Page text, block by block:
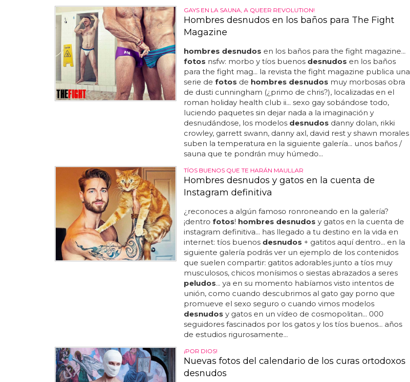
GAYS EN LA SAUNA, A QUEER REVOLUTION!
Hombres desnudos en los baños para The Fight
Magazine
hombres desnudos en los baños para the fight magazine...
fotos nsfw: morbo y tíos buenos desnudos en los baños
para the fight mag... la revista the fight magazine publica una
serie de fotos de hombres desnudos muy morbosas obra
de dusti cunningham (¿primo de chris?), localizadas en el
roman holiday health club ii... sexo gay sobándose todo,
luciendo paquetes sin dejar nada a la imaginación y
desnudándose, los modelos desnudos danny dolan, rikki
crowley, garrett swann, danny axl, david rest y shawn morales
suben la temperatura en la siguiente galería... unos baños /
sauna que te pondrán muy húmedo...
TÍOS BUENOS QUE TE HARÁN MAULLAR
Hombres desnudos y gatos en la cuenta de
Instagram definitiva
¿reconoces a algún famoso ronroneando en la galería?
¡dentro fotos! hombres desnudos y gatos en la cuenta de
instagram definitiva... has llegado a tu destino en la vida en
internet: tíos buenos desnudos + gatitos aquí dentro... en la
siguiente galería podrás ver un ejemplo de los contenidos
que suelen compartir: gatitos adorables junto a tíos muy
musculosos, chicos monísimos o siestas abrazados a seres
peludos... ya en su momento habíamos visto intentos de
unión, como cuando descubrimos al gato gay porno que
promueve el sexo seguro o cuando vimos modelos
desnudos y gatos en un vídeo de cosmopolitan... 000
seguidores fascinados por los gatos y los tíos buenos... años
de estudios rigurosamente...
¡POR DIOS!
Nuevas fotos del calendario de los curas ortodoxos
desnudos